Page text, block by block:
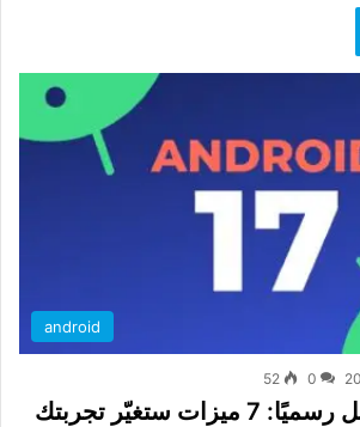
android
0
52
Android 17 يصل رسميًا: 7 ميزات ستغيّر تجربتك